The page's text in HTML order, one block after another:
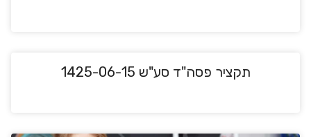
תקציר פסה"ד סע"ש 1425-06-15